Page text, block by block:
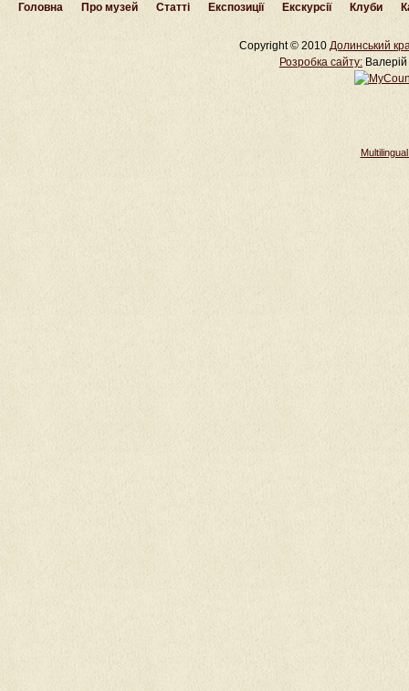
Головна Про музей Статті Експозиції Екскурсії Клуби
Copyright © 2010 Долинський
Розробка cайту: